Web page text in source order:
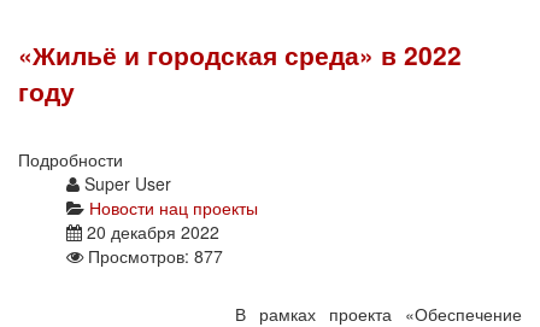
«Жильё и городская среда» в 2022
году
Подробности
Super User
Новости нац проекты
20 декабря 2022
Просмотров: 877
В рамках проекта «Обеспечение